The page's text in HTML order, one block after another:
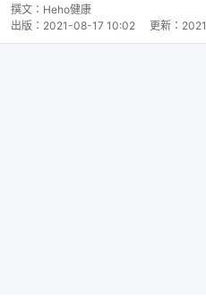
撰文： Heho健康
出版： 2021-08-17 10:02 更新：